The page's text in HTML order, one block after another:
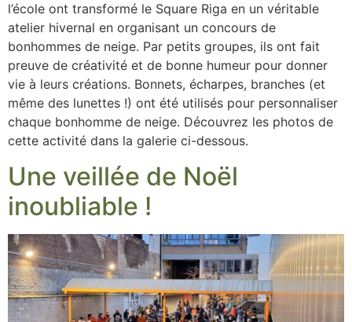
l’école ont transformé le Square Riga en un véritable
atelier hivernal en organisant un concours de
bonhommes de neige. Par petits groupes, ils ont fait
preuve de créativité et de bonne humeur pour donner
vie à leurs créations. Bonnets, écharpes, branches (et
même des lunettes !) ont été utilisés pour personnaliser
chaque bonhomme de neige. Découvrez les photos de
cette activité dans la galerie ci-dessous.
Une veillée de Noël
inoubliable !